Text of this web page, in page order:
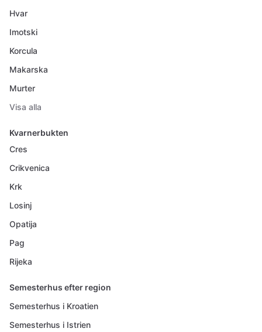
Hvar
Imotski
Korcula
Makarska
Murter
Visa alla
Kvarnerbukten
Cres
Crikvenica
Krk
Losinj
Opatija
Pag
Rijeka
Semesterhus efter region
Semesterhus i Kroatien
Semesterhus i Istrien